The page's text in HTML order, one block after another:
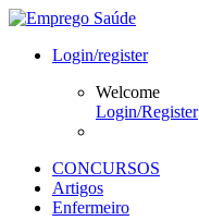
Login/register
Welcome
Login/Register
CONCURSOS
Artigos
Enfermeiro